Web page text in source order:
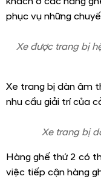
Toàn bộ ghế ngồi
vùng khí hậu, đảm
khách ở các hàng
phục vụ những